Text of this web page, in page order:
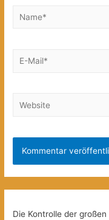
Name*
E-
Website
Die Kontrolle der